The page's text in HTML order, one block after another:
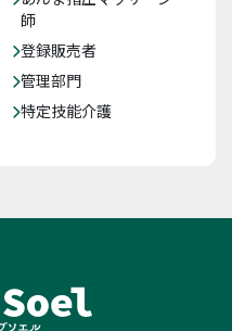
師
登録販売者
管理部門
特定技能介護